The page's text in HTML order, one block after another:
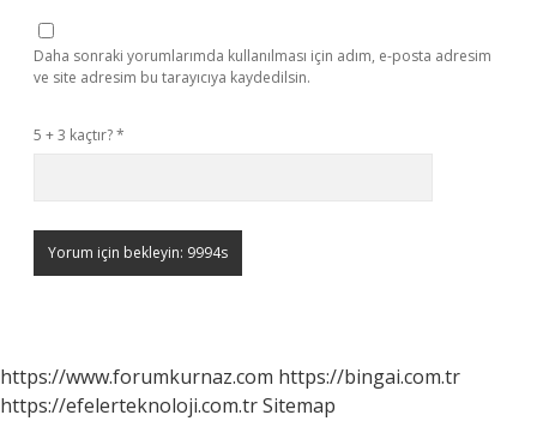
Daha sonraki yorumlarımda kullanılması için adım, e-posta adresim
ve site adresim bu tarayıcıya kaydedilsin.
5 + 3 kaçtır?*
https://www.forumkurnaz.com https://bingai.com.tr
https://efelerteknoloji.com.trSitemap